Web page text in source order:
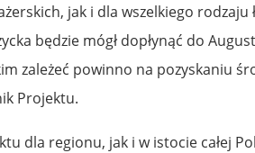
jak i dla wszelkiego rodzaju
będzie mógł dopłynąć do
zależeć powinno na pozyskaniu
Projektu.
dla regionu, jak i w istocie całej